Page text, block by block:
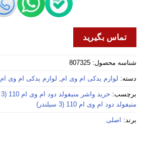
تماس بگیرید
شناسه محصول: 807325
دسته: لوازم یدکی ام وی ام, لوازم یدکی ام وی ام 110
برچسب: خرید واشر منیفولد دود ام وی ام 110 (3 سیلندر)
منیفولد دود ام وی ام 110 (3 سیلندر)
برند: اصلی